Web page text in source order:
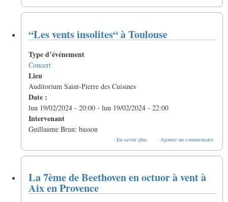
à
Strasbourg
“Les vents insolites“ à Toulouse
Type d’événement
Concert
Lieu
Auditorium Saint-Pierre des Cuisines
Date :
lun 19/02/2024 - 20:00 - lun 19/02/2024 - 22:00
Intervenant
Guillaume Brun: basson
En savoir plussur
vents
Toulouse
Ajouter un commentaire
La 7ème de Beethoven en octuor à vent à
Aix en Provence